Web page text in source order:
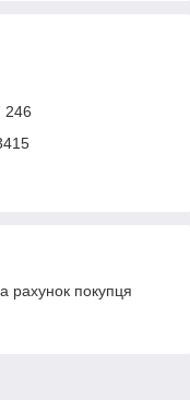
246
рахунок покупця